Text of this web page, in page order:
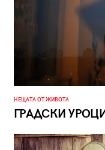
НЕЩАТА ОТ ЖИВОТА
ГРАДСКИ